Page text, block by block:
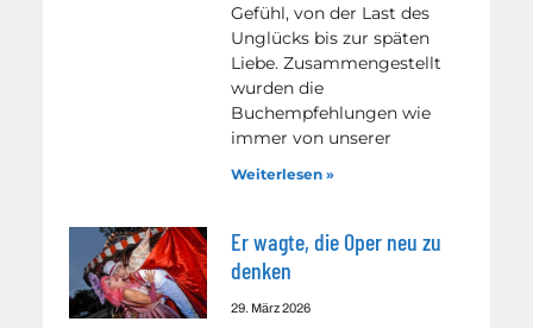
Gefühl, von der Last des
Unglücks bis zur späten
Liebe. Zusammengestellt
wurden die
Buchempfehlungen wie
immer von unserer
Weiterlesen »
Er wagte, die Oper neu zu
denken
29. März 2026